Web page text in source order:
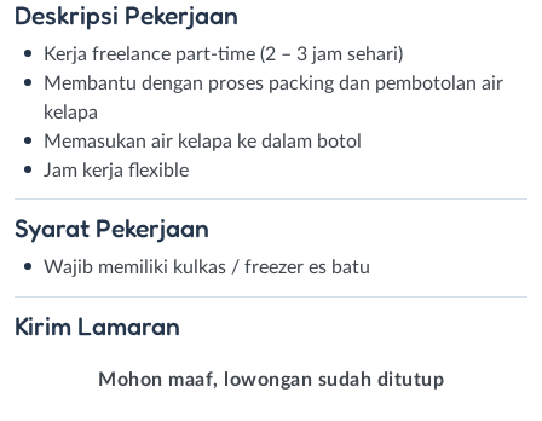
Deskripsi Pekerjaan
Kerja freelance part-time (2 – 3 jam sehari)
Membantu dengan proses packing dan pembotolan air
kelapa
Memasukan air kelapa ke dalam botol
Jam kerja flexible
Syarat Pekerjaan
Wajib memiliki kulkas / freezer es batu
Kirim Lamaran
Mohon maaf, lowongan sudah ditutup